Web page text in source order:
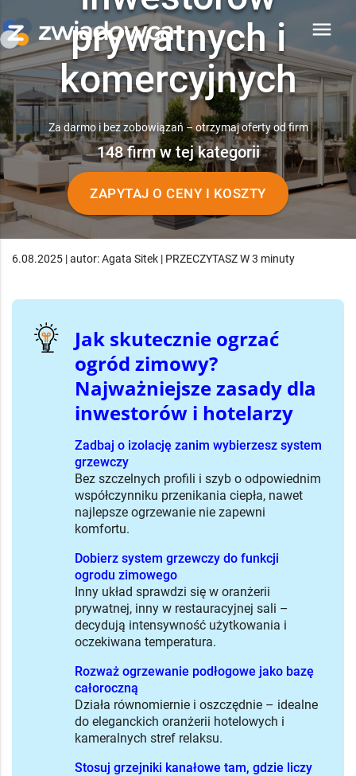
menu
prywatnych i
komercyjnych
Za darmo i bez zobowiązań – otrzymaj oferty od firm
148 firm w tej kategorii
ZAPYTAJ O CENY I KOSZTY
6.08.2025 | autor: Agata Sitek | PRZECZYTASZ W 3 minuty
Jak skutecznie ogrzać
ogród zimowy?
Najważniejsze zasady dla
inwestorów i hotelarzy
Zadbaj o izolację zanim wybierzesz system
grzewczy
Bez szczelnych profili i szyb o odpowiednim
współczynniku przenikania ciepła, nawet
najlepsze ogrzewanie nie zapewni
komfortu.
Dobierz system grzewczy do funkcji
ogrodu zimowego
Inny układ sprawdzi się w oranżerii
prywatnej, inny w restauracyjnej sali –
decydują intensywność użytkowania i
oczekiwana temperatura.
Rozważ ogrzewanie podłogowe jako bazę
całoroczną
Działa równomiernie i oszczędnie – idealne
do eleganckich oranżerii hotelowych i
kameralnych stref relaksu.
Stosuj grzejniki kanałowe tam, gdzie liczy